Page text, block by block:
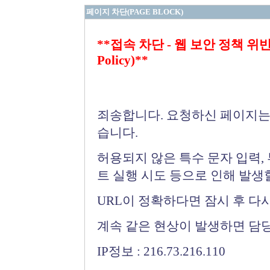
페이지 차단(PAGE BLOCK)
**접속 차단 - 웹 보안 정책 위
Policy)**
죄송합니다. 요청하신 페이지
습니다.
허용되지 않은 특수 문자 입력
트 실행 시도 등으로 인해 발생
URL이 정확하다면 잠시 후 다
계속 같은 현상이 발생하면 담
IP정보 : 216.73.216.110